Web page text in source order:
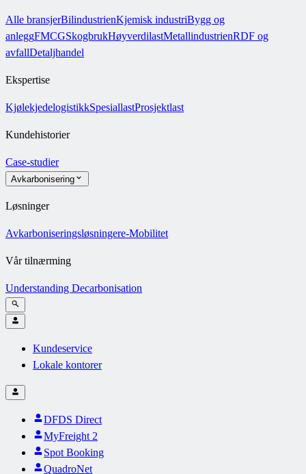
Alle bransjerBilindustrienKjemisk industriBygg og
anleggFMCGSkogbrukHøyverdilastMetallindustrienRDF og
avfallDetaljhandel
Ekspertise
KjølekjedelogistikkSpesiallastProsjektlast
Kundehistorier
Case-studier
Avkarbonisering
Løsninger
Avkarboniseringsløsningere-Mobilitet
Vår tilnærming
Understanding Decarbonisation
Kundeservice
Lokale kontorer
DFDS Direct
MyFreight 2
Spot Booking
QuadroNet